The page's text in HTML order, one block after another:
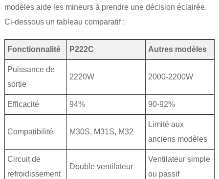
modèles aide les mineurs à prendre une décision éclairée.
Ci-dessous un tableau comparatif :
Fonctionnalité P222C Autres modèles
Puissance de
sortie
2220W 2000-2200W
Efficacité 94% 90-92%
Compatibilité M30S, M31S, M32
Limité aux
anciens modèles
Circuit de
refroidissement
Double ventilateur
Ventilateur simple
ou passif